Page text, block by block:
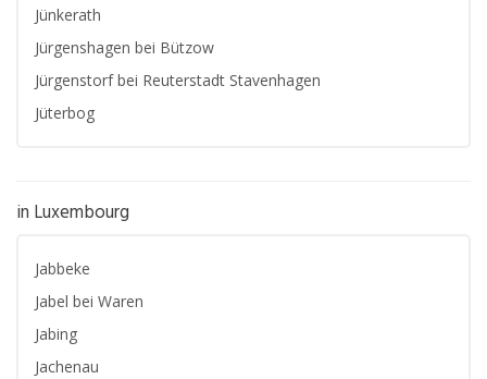
Jünkerath
Jürgenshagen bei Bützow
Jürgenstorf bei Reuterstadt Stavenhagen
Jüterbog
in Luxembourg
Jabbeke
Jabel bei Waren
Jabing
Jachenau